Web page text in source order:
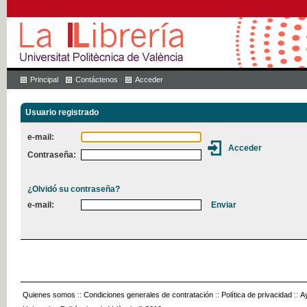
Principal Contáctenos Acceder
Usuario registrado
e-mail:
Contraseña:
¿Olvidó su contraseña?
e-mail:
Quienes somos :: Condiciones generales de contratación :: Política de privacidad ::